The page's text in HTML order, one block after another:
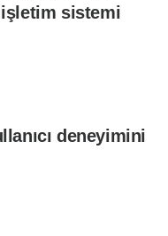
sistemi
deneyimini